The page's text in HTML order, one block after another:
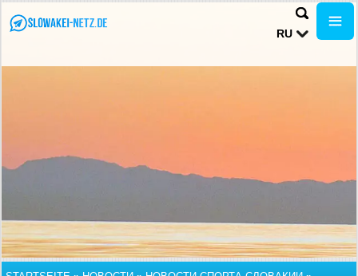
RU